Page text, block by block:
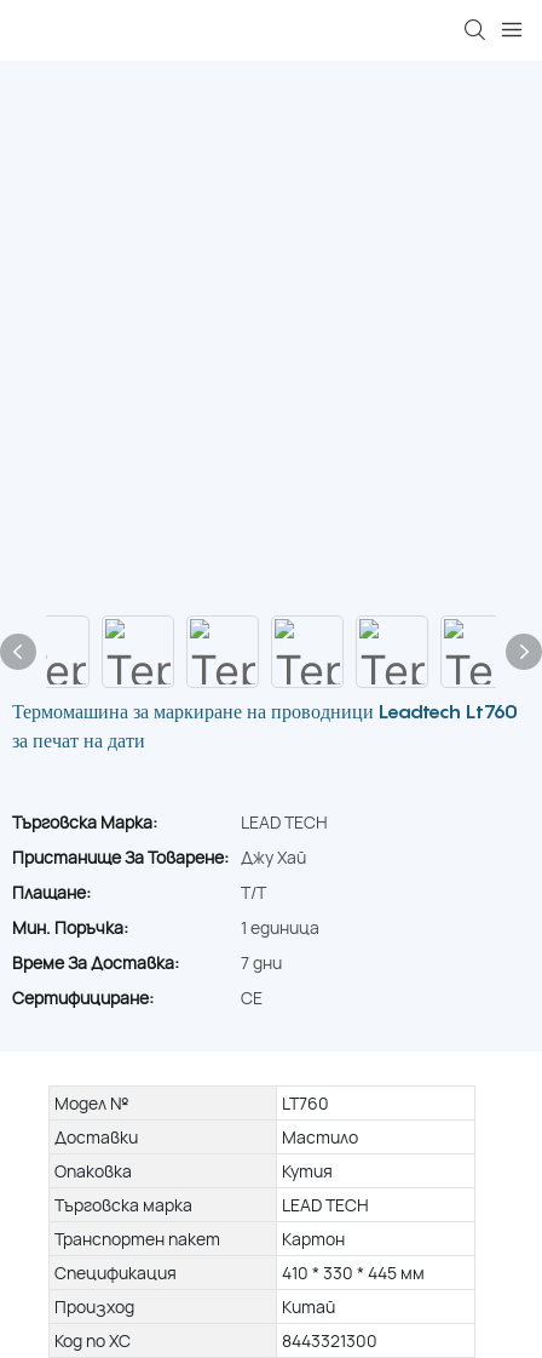
Термомашина за маркиране на проводници Leadtech Lt760
за печат на дати
Търговска Марка:
LEAD TECH
Пристанище За Товарене: Джу Хай
Плащане:
T/T
Мин. Поръчка:
1 единица
Време За Доставка:
7 дни
Сертифициране:
CE
Модел №
LT760
Доставки
Мастило
Опаковка
Кутия
Търговска марка
LEAD TECH
Транспортен пакет
Картон
Спецификация
410 * 330 * 445 мм
Произход
Китай
Код по ХС
8443321300